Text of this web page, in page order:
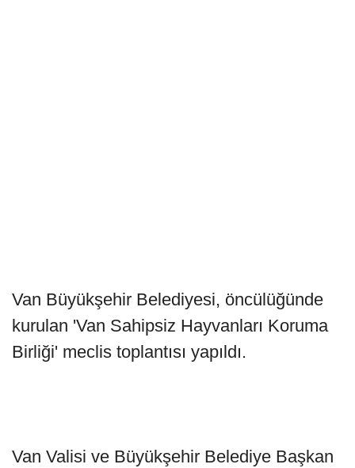
Van Büyükşehir Belediyesi, öncülüğünde
kurulan 'Van Sahipsiz Hayvanları Koruma
Birliği' meclis toplantısı yapıldı.
Van Valisi ve Büyükşehir Belediye Başkan